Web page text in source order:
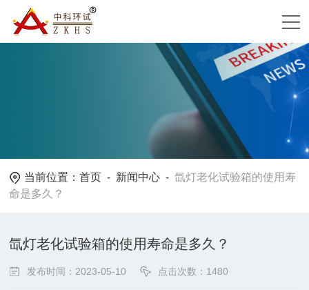
当前位置：首页 - 新闻中心 -氙灯老化试验箱的使用寿
命是多久？
氙灯老化试验箱的使用寿命是多久？
发布时间：2023-05-10 点击次数：1480